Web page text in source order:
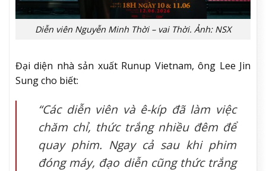
Diễn viên Nguyễn Minh Thời – vai Thời. Ảnh: NSX
Đại diện nhà sản xuất Runup Vietnam, ông Lee Jin
Sung cho biết:
“Các diễn viên và ê-kíp đã làm việc
chăm chỉ, thức trắng nhiều đêm để
quay phim. Ngay cả sau khi phim
đóng máy, đạo diễn cũng thức trắng